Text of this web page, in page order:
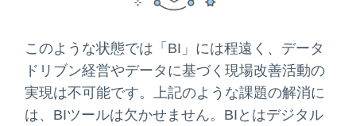
このような状態では「 BI 」には程遠く、データ
ドリブン経営やデータに基づく現場改善活動の
実現は不可能です。上記のような課題の解消に
は、 BIツールは欠かせません。 BI とはデジタル